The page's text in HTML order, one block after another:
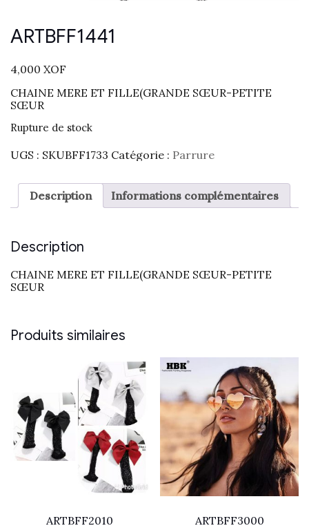
ARTBFF1441
4,000 XOF
CHAINE MERE ET FILLE(GRANDE SŒUR-PETITE
SŒUR
Rupture de stock
UGS : SKUBFF1733 Catégorie : Parrure
Description Informations complémentaires
Description
CHAINE MERE ET FILLE(GRANDE SŒUR-PETITE
SŒUR
Produits similaires
ARTBFF2010 ARTBFF3000